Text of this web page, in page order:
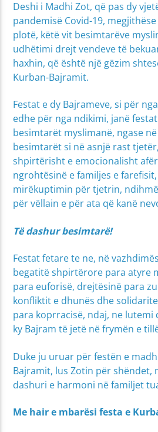
Deshi i Madhi Zot, që pas dy
pandemisë Covid-19,
plotë, këtë vit besimtarëve
udhëtimi drejt vendeve të
haxhin, që është një gëzim
Kurban-Bajramit.
Festat e dy Bajrameve, si për
edhe për nga ndikimi, janë
besimtarët myslimanë, ngase
besimtarët si në asnjë rast
shpirtërisht e emocionalisht
ngrohtësinë e familjes e
mirëkuptimin për tjetrin,
për vëllain e për ata që kanë
Të dashur besimtarë!
Festat fetare te ne, në
begatitë shpirtërore para atyre
para euforisë, drejtësinë para
konfliktit e dhunës dhe
para koprracisë, ndaj, ne lutemi
ky Bajram të jetë në frymën e
Duke ju uruar për festën e
Bajramit, lus Zotin për shëndet,
dashuri e harmoni në familjet
Me hair e mbarësi festa e